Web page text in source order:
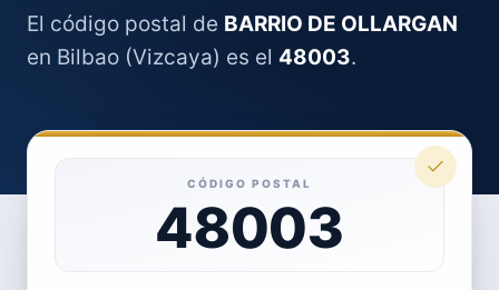
El código postal de BARRIO DE OLLARGAN
en Bilbao (Vizcaya) es el 48003.
CÓDIGO POSTAL
48003